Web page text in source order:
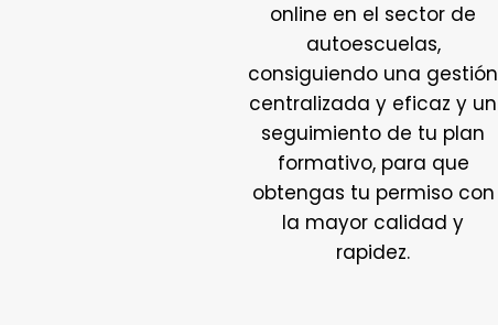
online en el sector de
autoescuelas,
consiguiendo una gestión
centralizada y eficaz y un
seguimiento de tu plan
formativo, para que
obtengas tu permiso con
la mayor calidad y
rapidez.